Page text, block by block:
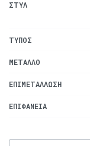
ΣΤΥΛ
ΤΎΠΟΣ
ΜΈΤΑΛΛΟ
ΕΠΙΜΕΤΆΛΛΩΣΗ
ΕΠΙΦΆΝΕΙΑ